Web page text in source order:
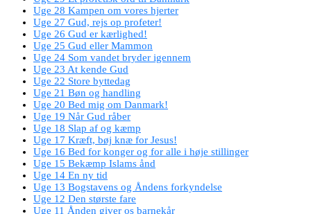
Uge 28 Kampen om vores hjerter
Uge 27 Gud, rejs op profeter!
Uge 26 Gud er kærlighed!
Uge 25 Gud eller Mammon
Uge 24 Som vandet bryder igennem
Uge 23 At kende Gud
Uge 22 Store byttedag
Uge 21 Bøn og handling
Uge 20 Bed mig om Danmark!
Uge 19 Når Gud råber
Uge 18 Slap af og kæmp
Uge 17 Kræft, bøj knæ for Jesus!
Uge 16 Bed for konger og for alle i høje stillinger
Uge 15 Bekæmp Islams ånd
Uge 14 En ny tid
Uge 13 Bogstavens og Åndens forkyndelse
Uge 12 Den største fare
Uge 11 Ånden giver os barnekår